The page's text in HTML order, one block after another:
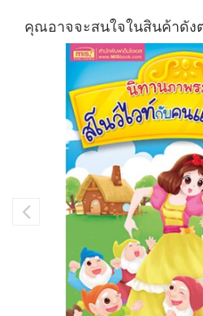
คุณอาจจะสนใจในสินค้าดัง